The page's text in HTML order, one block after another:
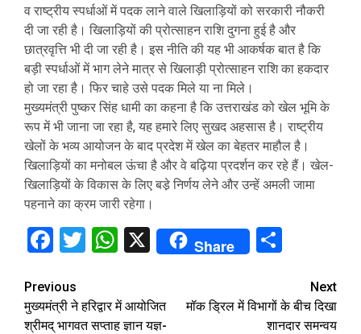
व राष्ट्रीय स्पर्धाओं में पदक लाने वाले खिलाड़ियों को सरकारी नौकरी
दी जा रही है। खिलाड़ियों की प्रोत्साहन राशि दुगना हुई है और
छात्रवृत्ति भी दी जा रही है। इस नीति की यह भी आकर्षक बात है कि
बड़ी स्पर्धाओं में भाग लेने मात्र से खिलाड़ी प्रोत्साहन राशि का हकदार
हो जा रहा है। फिर चाहे उसे पदक मिले या ना मिले।
मुख्यमंत्री पुष्कर सिंह धामी का कहना है कि उत्तराखंड को खेल भूमि के
रूप में भी जाना जा रहा है, यह हमारे लिए सुखद अहसास है। राष्ट्रीय
खेलों के भव्य आयोजन के बाद प्रदेश में खेल का बेहतर माहौल है।
खिलाड़ियों का मनोबल ऊंचा है और वे बढ़िया प्रदर्शन कर रहे हैं। खेल-
खिलाड़ियों के विकास के लिए बडे़ निर्णय लेने और उन्हें अमली जामा
पहनाने का क्रम जारी रहेगा।
Facebook
TwitterWhatsApp
X Share
Continue
Reading
Previous
मुख्यमंत्री ने हरिद्वार में आयोजित
श्रीमद् भागवत सप्ताह ज्ञान यज्ञ-
Next
मॉक ड्रिल में विभागों के बीच दिखा
शानदार समन्वय